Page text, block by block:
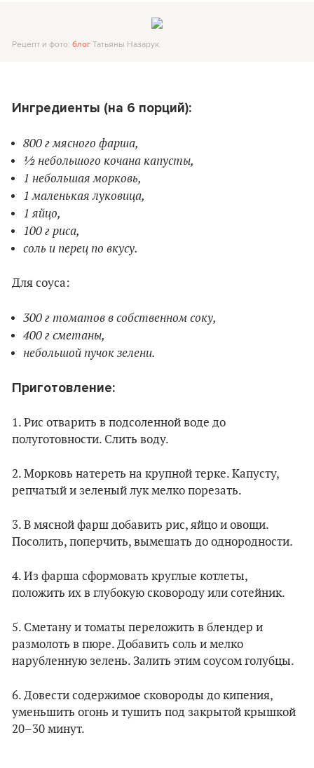
Рецепт и фото: блогТатьяны Назарук.
Ингредиенты (на 6 порций):
800 г мясного фарша,
½ небольшого кочана капусты,
1 небольшая морковь,
1 маленькая луковица,
1 яйцо,
100 г риса,
соль и перец по вкусу.
Для соуса:
300 г томатов в собственном соку,
400 г сметаны,
небольшой пучок зелени.
Приготовление:
1. Рис отварить в подсоленной воде до
полуготовности. Слить воду.
2. Морковь натереть на крупной терке. Капусту,
репчатый и зеленый лук мелко порезать.
3. В мясной фарш добавить рис, яйцо и овощи.
Посолить, поперчить, вымешать до однородности.
4. Из фарша сформовать круглые котлеты,
положить их в глубокую сковороду или сотейник.
5. Сметану и томаты переложить в блендер и
размолоть в пюре. Добавить соль и мелко
нарубленную зелень. Залить этим соусом голубцы.
6. Довести содержимое сковороды до кипения,
уменьшить огонь и тушить под закрытой крышкой
20–30 минут.